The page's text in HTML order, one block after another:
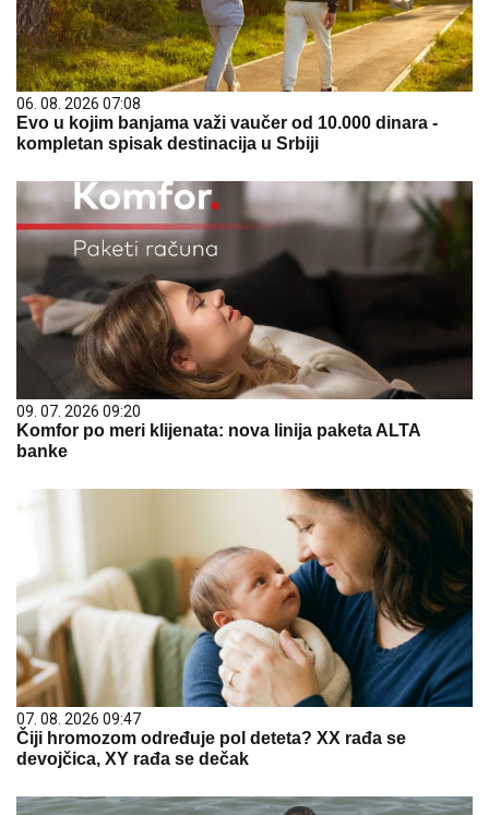
06. 08. 2026 07:08
Evo u kojim banjama važi vaučer od 10.000 dinara -
kompletan spisak destinacija u Srbiji
09. 07. 2026 09:20
Komfor po meri klijenata: nova linija paketa ALTA
banke
07. 08. 2026 09:47
Čiji hromozom određuje pol deteta? XX rađa se
devojčica, XY rađa se dečak